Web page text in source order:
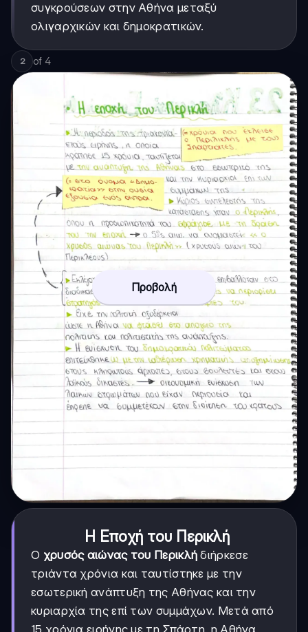
συγκρούσεων στην Αθήνα μεταξύ
ολιγαρχικών και δημοκρατικών.
2 of 4
Προβολή
Η Εποχή του Περικλή
Ο χρυσός αιώνας του Περικλή διήρκεσε
τριάντα χρόνια και ταυτίστηκε με την
εσωτερική ανάπτυξη της Αθήνας και την
κυριαρχία της επί των συμμάχων. Μετά από
15 χρόνια ειρήνης με τη Σπάρτη, η Αθήνα